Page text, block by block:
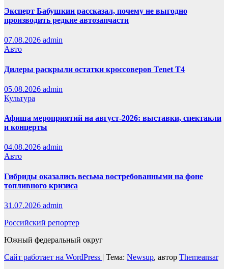
Эксперт Бабушкин рассказал, почему не выгодно
производить редкие автозапчасти
07.08.2026 admin
Авто
Дилеры раскрыли остатки кроссоверов Tenet T4
05.08.2026 admin
Культура
Афиша мероприятий на август-2026: выставки, спектакли
и концерты
04.08.2026 admin
Авто
Гибриды оказались весьма востребованными на фоне
топливного кризиса
31.07.2026 admin
Российский репортер
Южный федеральный округ
Сайт работает на WordPress | Тема: Newsup, автор Themeansar